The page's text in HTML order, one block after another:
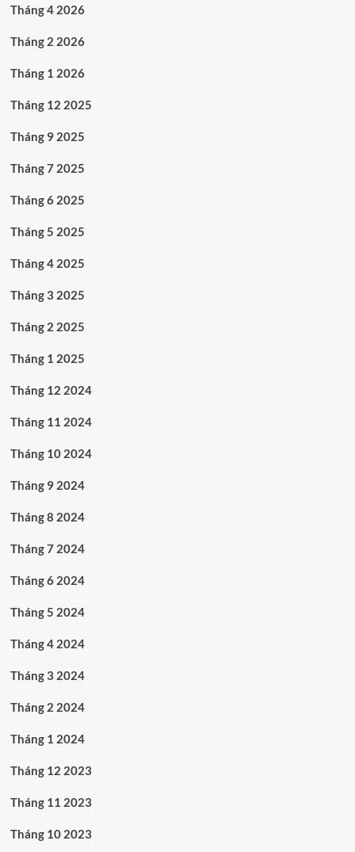
Tháng 4 2026
Tháng 2 2026
Tháng 1 2026
Tháng 12 2025
Tháng 9 2025
Tháng 7 2025
Tháng 6 2025
Tháng 5 2025
Tháng 4 2025
Tháng 3 2025
Tháng 2 2025
Tháng 1 2025
Tháng 12 2024
Tháng 11 2024
Tháng 10 2024
Tháng 9 2024
Tháng 8 2024
Tháng 7 2024
Tháng 6 2024
Tháng 5 2024
Tháng 4 2024
Tháng 3 2024
Tháng 2 2024
Tháng 1 2024
Tháng 12 2023
Tháng 11 2023
Tháng 10 2023